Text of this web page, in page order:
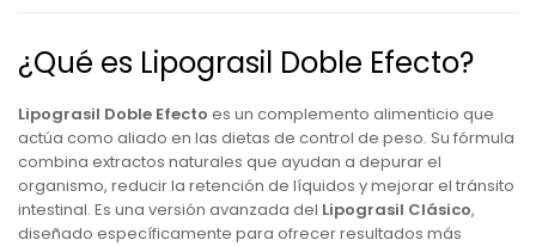
¿Qué es Lipograsil Doble Efecto?
Lipograsil Doble Efecto es un complemento alimenticio que
actúa como aliado en las dietas de control de peso. Su fórmula
combina extractos naturales que ayudan a depurar el
organismo, reducir la retención de líquidos y mejorar el tránsito
intestinal. Es una versión avanzada del Lipograsil Clásico,
diseñado específicamente para ofrecer resultados más